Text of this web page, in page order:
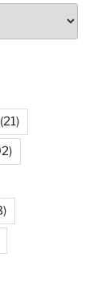
(21)